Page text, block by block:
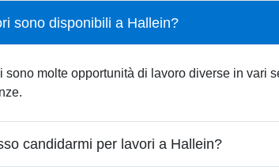
sono disponibili a Hallein?
sono molte opportunità di lavoro diverse in vari
candidarmi per lavori a Hallein?